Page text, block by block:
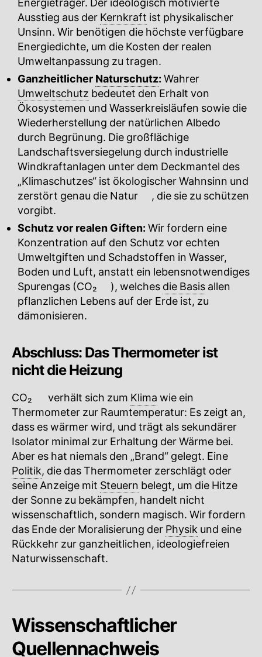
Energieträger. Der ideologisch motivierte
Ausstieg aus der Kernkraft ist physikalischer
Unsinn. Wir benötigen die höchste verfügbare
Energiedichte, um die Kosten der realen
Umweltanpassung zu tragen.
Ganzheitlicher Naturschutz: Wahrer
Umweltschutz bedeutet den Erhalt von
Ökosystemen und Wasserkreisläufen sowie die
Wiederherstellung der natürlichen Albedo
durch Begrünung. Die großflächige
Landschaftsversiegelung durch industrielle
Windkraftanlagen unter dem Deckmantel des
„Klimaschutzes“ ist ökologischer Wahnsinn und
zerstört genau die Natur
, die sie zu schützen
vorgibt.
Schutz vor realen Giften: Wir fordern eine
Konzentration auf den Schutz vor echten
Umweltgiften und Schadstoffen in Wasser,
Boden und Luft, anstatt ein lebensnotwendiges
Spurengas (CO₂ ), welches die Basis allen
pflanzlichen Lebens auf der Erde ist, zu
dämonisieren.
Abschluss: Das Thermometer ist
nicht die Heizung
CO₂ verhält sich zum Klima wie ein
Thermometer zur Raumtemperatur: Es zeigt an,
dass es wärmer wird, und trägt als sekundärer
Isolator minimal zur Erhaltung der Wärme bei.
Aber es hat niemals den „Brand“ gelegt. Eine
Politik, die das Thermometer zerschlägt oder
seine Anzeige mit Steuern belegt, um die Hitze
der Sonne zu bekämpfen, handelt nicht
wissenschaftlich, sondern magisch. Wir fordern
das Ende der Moralisierung der Physik und eine
Rückkehr zur ganzheitlichen, ideologiefreien
Naturwissenschaft.
Wissenschaftlicher
Quellennachweis